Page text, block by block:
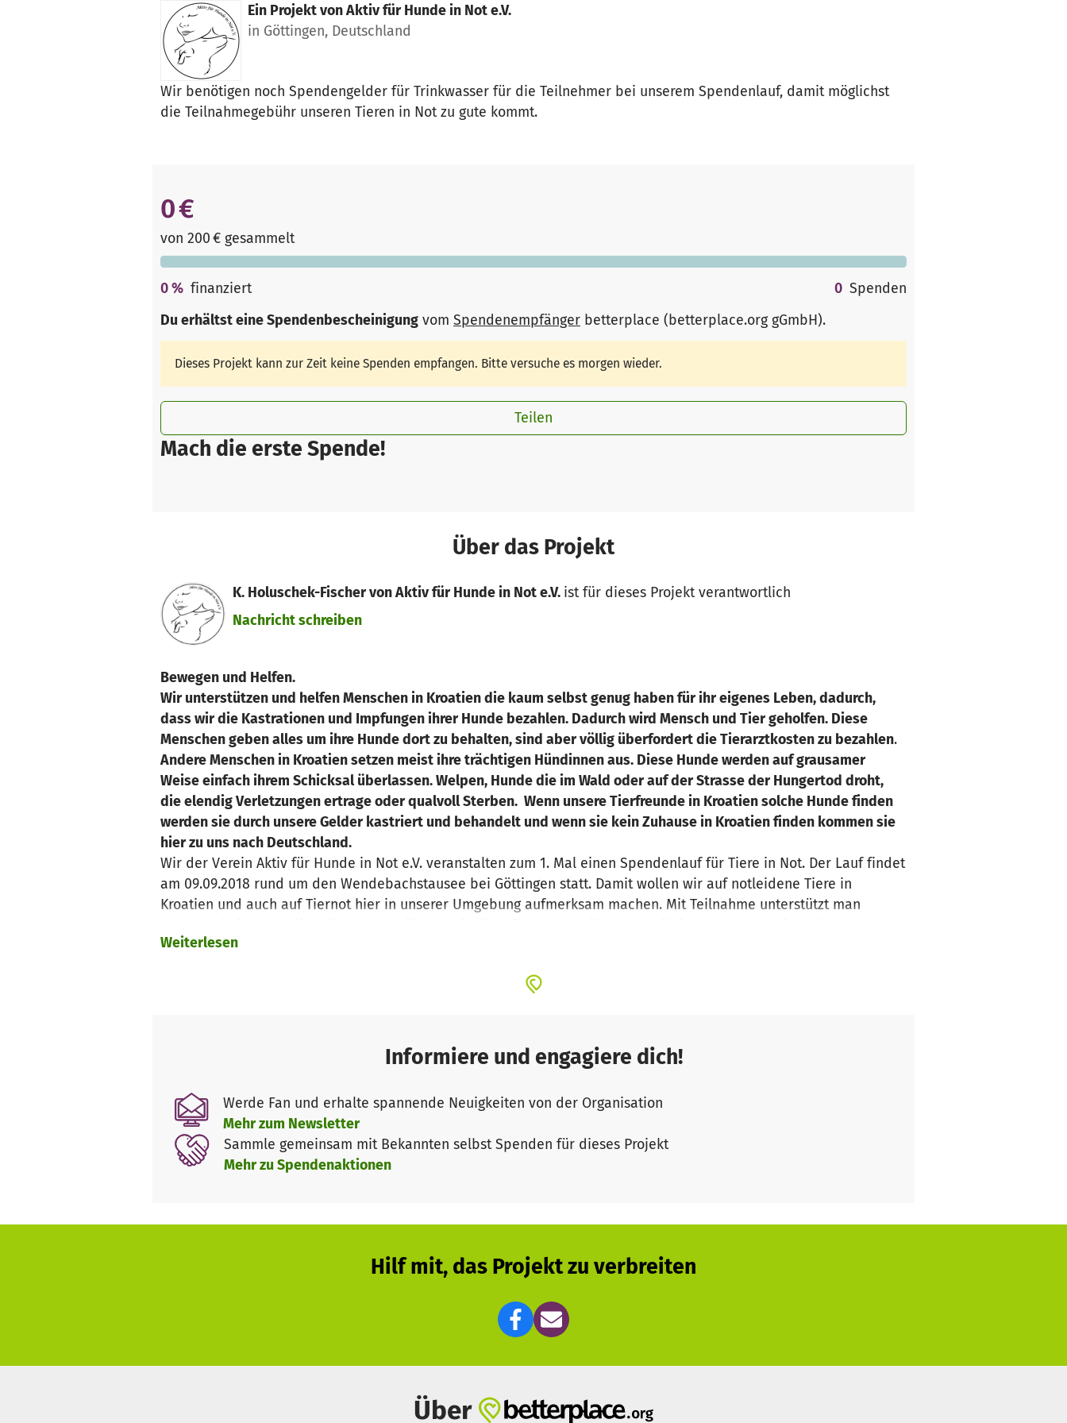
Ein Projekt vonAktiv für Hunde in Not e.V.
in Göttingen, Deutschland
Wir benötigen noch Spendengelder für Trinkwasser für die Teilnehmer bei unserem Spendenlauf, damit möglichst
die Teilnahmegebühr unseren Tieren in Not zu gute kommt.
Mach die erste Spende!
0 €
von 200 € gesammelt
0% finanziert 0 Spenden
Du erhältst eine Spendenbescheinigung vom Spendenempfänger betterplace (betterplace.org gGmbH).
Dieses Projekt kann zur Zeit keine Spenden empfangen. Bitte versuche es morgen wieder.
Teilen
Über das Projekt
K. Holuschek-Fischer von Aktiv für Hunde in Not e.V. ist für dieses Projekt verantwortlich
Nachricht schreiben
Bewegen und Helfen.
Wir unterstützen und helfen Menschen in Kroatien die kaum selbst genug haben für ihr eigenes Leben, dadurch,
dass wir die Kastrationen und Impfungen ihrer Hunde bezahlen. Dadurch wird Mensch und Tier geholfen. Diese
Menschen geben alles um ihre Hunde dort zu behalten, sind aber völlig überfordert die Tierarztkosten zu bezahlen.
Andere Menschen in Kroatien setzen meist ihre trächtigen Hündinnen aus. Diese Hunde werden auf grausamer
Weise einfach ihrem Schicksal überlassen. Welpen, Hunde die im Wald oder auf der Strasse der Hungertod droht,
die elendig Verletzungen ertrage oder qualvoll Sterben. Wenn unsere Tierfreunde in Kroatien solche Hunde finden
werden sie durch unsere Gelder kastriert und behandelt und wenn sie kein Zuhause in Kroatien finden kommen sie
hier zu uns nach Deutschland.
Wir der Verein Aktiv für Hunde in Not e.V. veranstalten zum 1. Mal einen Spendenlauf für Tiere in Not. Der Lauf findet
am 09.09.2018 rund um den Wendebachstausee bei Göttingen statt. Damit wollen wir auf notleidene Tiere in
Kroatien und auch auf Tiernot hier in unserer Umgebung aufmerksam machen. Mit Teilnahme unterstützt man
Gute kommt, benötigen wir noch Spendengelder/Sponsoren für die Rahmenbedingungen. Wir suchen noch
Mehr über unsereren Tierisch guten Lauf erfahren Sie unter:
Weiterlesen
Informiere und engagiere dich!
Werde Fan und erhalte spannende Neuigkeiten von der Organisation
Mehr zum Newsletter
Sammle gemeinsam mit Bekannten selbst Spenden für dieses Projekt
Mehr zu Spendenaktionen
Hilf mit, das Projekt zu verbreiten
Über